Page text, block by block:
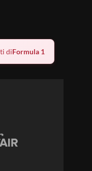
diFormula 1